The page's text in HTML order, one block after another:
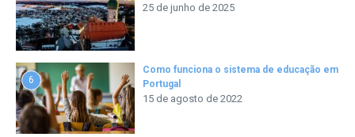
25 de junho de 2025
6
Como funciona o sistema de educação em
Portugal
15 de agosto de 2022